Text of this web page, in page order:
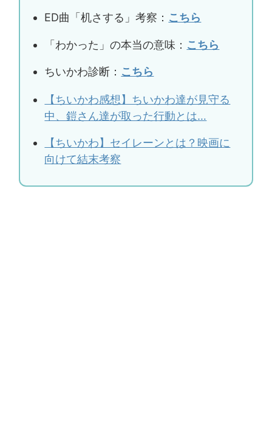
ED曲「机さする」考察： こちら
「わかった」の本当の意味： こちら
ちいかわ診断： こちら
【ちいかわ感想】ちいかわ達が見守る
中、鎧さん達が取った行動とは…
【ちいかわ】セイレーンとは？映画に
向けて結末考察